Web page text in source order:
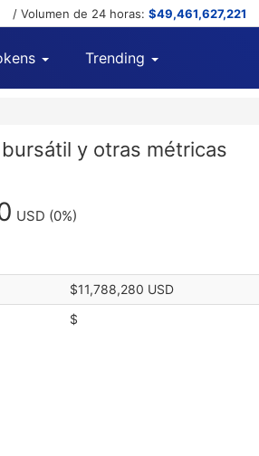
/ Volumen de 24 horas: $49,461,627,221
Trending
y otras métricas
USD (0%)
$11,788,280 USD
$